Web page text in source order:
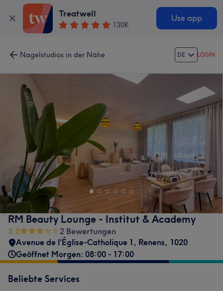
Treatwell
130K
Use app
Nagelstudios in der Nähe DE LOGIN
RM Beauty Lounge - Institut & Academy
3.0
2 Bewertungen
Avenue de l'Église-Catholique 1, Renens, 1020
Geöffnet Morgen: 08:00 - 17:00
Beliebte Services